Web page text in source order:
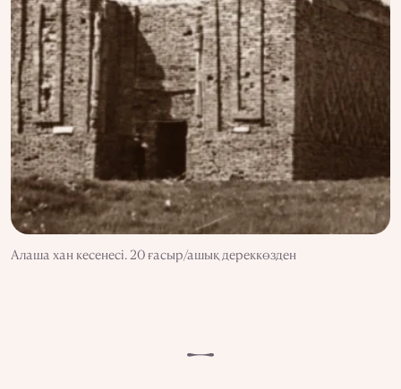
Алаша хан кесенесі. 20 ғасыр/ашық дереккөзден